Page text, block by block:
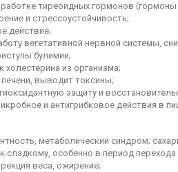
тиреоидных гормонов
и стрессоустойчивость;
действие;
вегетативной нервной системы,
булимии;
из организма;
выводит токсины;
защиту и
и антигрибковое действия в
метаболический синдром;
сладкому, особенно в период
веса, ожирение;